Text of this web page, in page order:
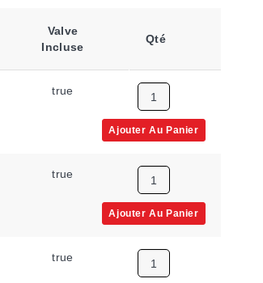
Valve
Incluse
Qté
true 250 SCCM
Ajouter Au Panier
true
Ajouter Au Panier
true